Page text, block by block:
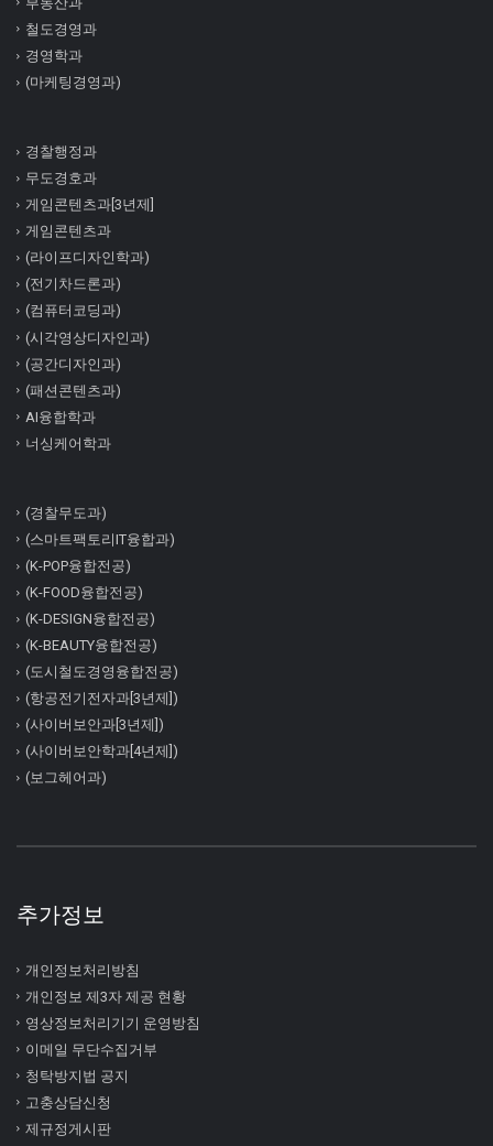
철도경영과
경영학과
(마케팅경영과)
경찰행정과
무도경호과
게임콘텐츠과[3년제]
게임콘텐츠과
(라이프디자인학과)
(전기차드론과)
(컴퓨터코딩과)
(시각영상디자인과)
(공간디자인과)
(패션콘텐츠과)
AI융합학과
너싱케어학과
(경찰무도과)
(스마트팩토리IT융합과)
(K-POP융합전공)
(K-FOOD융합전공)
(K-DESIGN융합전공)
(K-BEAUTY융합전공)
(도시철도경영융합전공)
(항공전기전자과[3년제])
(사이버보안과[3년제])
(사이버보안학과[4년제])
(보그헤어과)
추가정보
개인정보처리방침
개인정보 제3자 제공 현황
영상정보처리기기 운영방침
이메일 무단수집거부
청탁방지법 공지
고충상담신청
제규정게시판